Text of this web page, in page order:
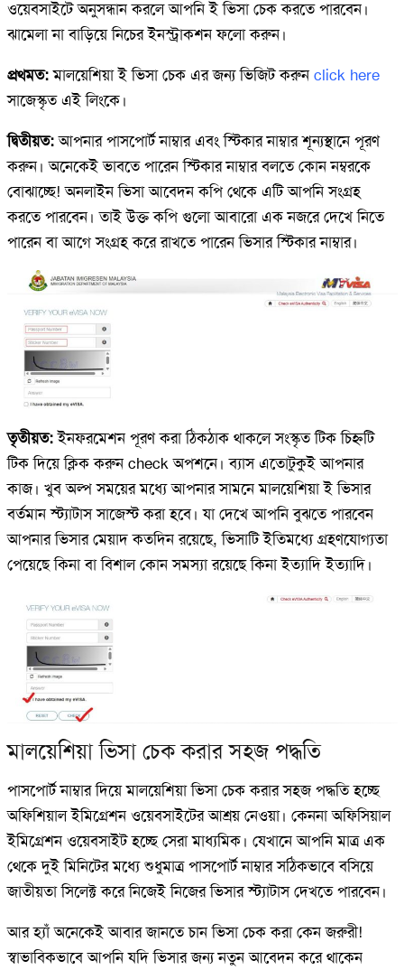
ওয়েবসাইটে অনুসন্ধান করলে আপনি ই ভিসা চেক করতে পারবেন।
ঝামেলা না বাড়িয়ে নিচের ইনস্ট্রাকশন ফলো করুন।
প্রথমত:মালয়েশিয়া ই ভিসা চেক এর জন্য ভিজিট করুনclick here
সাজেস্কৃত এই লিংকে।
দ্বিতীয়ত:আপনার পাসপোর্ট নাম্বার এবং স্টিকার নাম্বার শূন্যস্থানে পূরণ
করুন। অনেকেই ভাবতে পারেন স্টিকার নাম্বার বলতে কোন নম্বরকে
বোঝাচ্ছে! অনলাইন ভিসা আবেদন কপি থেকে এটি আপনি সংগ্রহ
করতে পারবেন। তাই উক্ত কপি গুলো আবারো এক নজরে দেখে নিতে
পারেন বা আগে সংগ্রহ করে রাখতে পারেন ভিসার স্টিকার নাম্বার।
তৃতীয়ত:ইনফরমেশন পূরণ করা ঠিকঠাক থাকলে সংস্কৃত টিক চিহ্নটি
টিক দিয়ে ক্লিক করুন check অপশনে। ব্যাস এতোটুকুই আপনার
কাজ। খুব অল্প সময়ের মধ্যে আপনার সামনে মালয়েশিয়া ই ভিসার
বর্তমান স্ট্যাটাস সাজেস্ট করা হবে। যা দেখে আপনি বুঝতে পারবেন
আপনার ভিসার মেয়াদ কতদিন রয়েছে, ভিসাটি ইতিমধ্যে গ্রহণযোগ্যতা
পেয়েছে কিনা বা বিশাল কোন সমস্যা রয়েছে কিনা ইত্যাদি ইত্যাদি।
মালয়েশিয়া ভিসা চেক করার সহজ পদ্ধতি
পাসপোর্ট নাম্বার দিয়ে মালয়েশিয়া ভিসা চেক করার সহজ পদ্ধতি হচ্ছে
অফিশিয়াল ইমিগ্রেশন ওয়েবসাইটের আশ্রয় নেওয়া। কেননা অফিসিয়াল
ইমিগ্রেশন ওয়েবসাইট হচ্ছে সেরা মাধ্যমিক। যেখানে আপনি মাত্র এক
থেকে দুই মিনিটের মধ্যে শুধুমাত্র পাসপোর্ট নাম্বার সঠিকভাবে বসিয়ে
জাতীয়তা সিলেক্ট করে নিজেই নিজের ভিসার স্ট্যাটাস দেখতে পারবেন।
আর হ্যাঁ অনেকেই আবার জানতে চান ভিসা চেক করা কেন জরুরী!
স্বাভাবিকভাবে আপনি যদি ভিসার জন্য নতুন আবেদন করে থাকেন